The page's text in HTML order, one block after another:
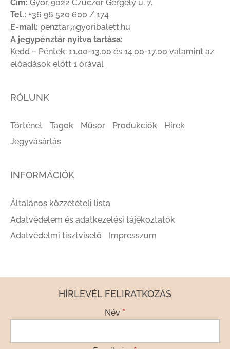
Cím: Győr, 9022 Czuczor Gergely u. 7.
Tel.: +36 96 520 600 / 174
E-mail: penztar@gyoribalett.hu
A jegypénztár nyitva tartása:
Kedd – Péntek: 11.00-13.00 és 14.00-17.00 valamint az
előadások előtt 1 órával
RÓLUNK
Történet Tagok Műsor Produkciók
Hírek
Jegyvásárlás
INFORMÁCIÓK
Általános közzétételi lista
Adatvédelem és adatkezelési tájékoztatók
Adatvédelmi tisztviselő
Impresszum
HÍRLEVÉL FELIRATKOZÁS
Név *